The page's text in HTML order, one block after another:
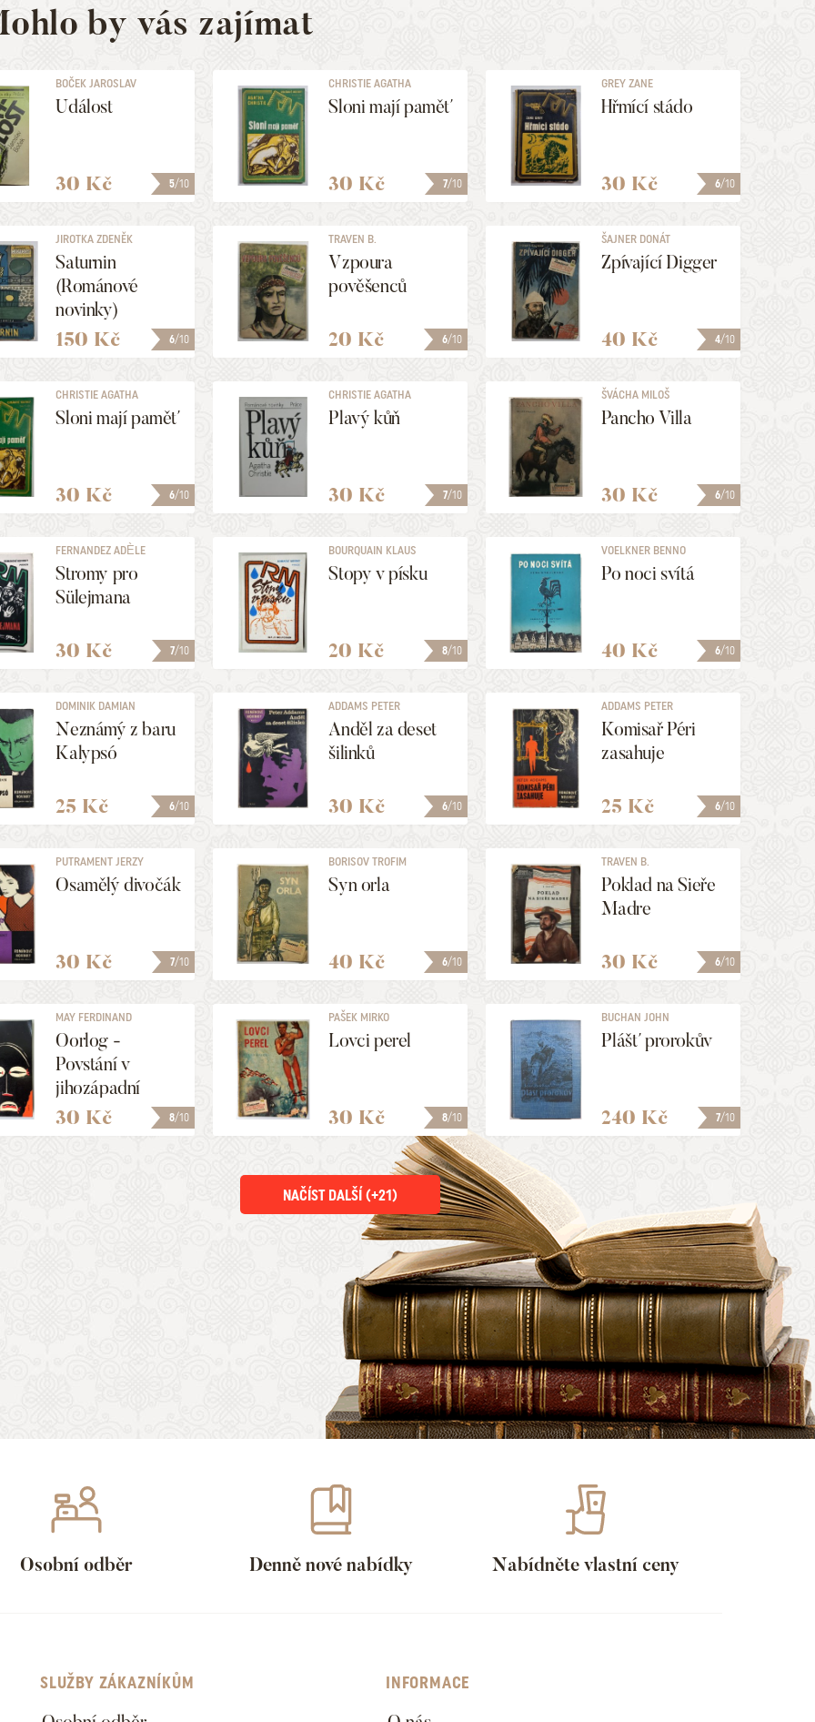
by vás zajímat
5/10
BOČEK JAROSLAV
Událost
30 Kč 7/10
CHRISTIE AGATHA
Sloni mají paměť
30 Kč 6/10
GREY ZANE
Hřmící stádo
30 Kč
6/10
JIROTKA ZDENĚK
Saturnin
(Románové
novinky)
150 Kč 6/10
TRAVEN B.
Vzpoura
pověšenců
20 Kč 4/10
ŠAJNER DONÁT
Zpívající Digger
40 Kč
6/10
CHRISTIE AGATHA
Sloni mají paměť
30 Kč 7/10
CHRISTIE AGATHA
Plavý kůň
30 Kč 6/10
ŠVÁCHA MILOŠ
Pancho Villa
30 Kč
7/10
FERNANDEZ ADÈLE
Stromy pro
Sülejmana
30 Kč 8/10
BOURQUAIN KLAUS
Stopy v písku
20 Kč 6/10
VOELKNER BENNO
Po noci svítá
40 Kč
6/10
DOMINIK DAMIAN
[=BAHDAJ ADAM]
Neznámý z baru
Kalypsó
25 Kč 6/10
ADDAMS PETER
Anděl za deset
šilinků
30 Kč 6/10
ADDAMS PETER
Komisař Péri
zasahuje
25 Kč
7/10
PUTRAMENT JERZY
Osamělý divočák
30 Kč 6/10
BORISOV TROFIM
Syn orla
40 Kč 6/10
TRAVEN B.
Poklad na Sieře
Madre
30 Kč
8/10
MAY FERDINAND
Oorlog -
Povstání v
jihozápadní
Africe
30 Kč 8/10
PAŠEK MIRKO
Lovci perel
30 Kč 7/10
BUCHAN JOHN
Plášť prorokův
240 Kč
NAČÍST DALŠÍ (+21)
Osobní odběr Denně nové nabídky Nabídněte vlastní ceny
SLUŽBY ZÁKAZNÍKŮM INFORMACE